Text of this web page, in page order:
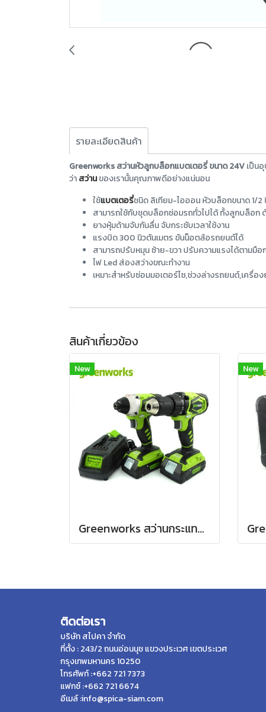
รายละเอียดสินค้า
Greenworks สว่านหัวลูกบล็อกแบตเตอรี่ ขนาด 24Vเป็น
ว่าสว่านของเรานั้นคุณภาพดีอย่างแน่นอน
ใช้แบตเตอรี่ชนิด ลิเทียม-ไอออน หัวบล็อกขนาด 1/2
สามารถใช้กับชุดบล็อกซ่อมรถทั่วไปได้ ทั้งลูกบล็อก
ยางหุ้มด้ามจับกันลื่น จับกระชับเวลาใช้งาน
แรงบิด 300 นิวตันเมตร ขันน็อตล้อรถยนต์ได้
สามารถปรับหมุน ซ้าย-ขวา ปรับความแรงได้ตามมือ
ไฟ Led ส่องสว่างขณะทำงาน
เหมาะสำหรับซ่อมมอเตอร์ไซ,ช่วงล่างรถยนต์,เครื่อ
สินค้าเกี่ยวข้อง
New
Greenworks สว่านกระแทกและสว่านโรตารี่ พร้อมแท่นชาร์จและแบตเตอรี่ 2Ah 2 ก้อน
New
ติดต่อเรา
บริษัท สไปคา จำกัด
ที่ตั้ง : 243/2 ถนนอ่อนนุช แขวงประเวศ เขตประเวศ
กรุงเทพมหานคร 10250
โทรศัพท์ :+662 721 7373
แฟกซ์ :+662 721 6674
อีเมล์ :info@spica-siam.com